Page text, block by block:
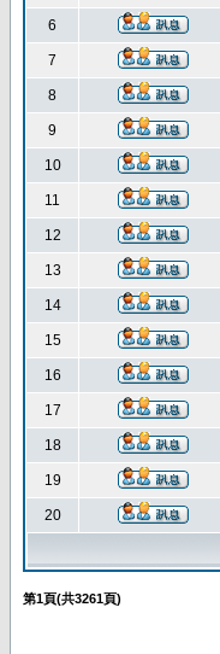
6
7
8
9
10
11
12
13
14
15
16
17
18
19
20
第1頁(共3261頁)